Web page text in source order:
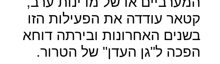
קטאר עודדה את הפעילות הזו
בשנים האחרונות ובירתה דוחא
הפכה ל"גן העדן" של הטרור.